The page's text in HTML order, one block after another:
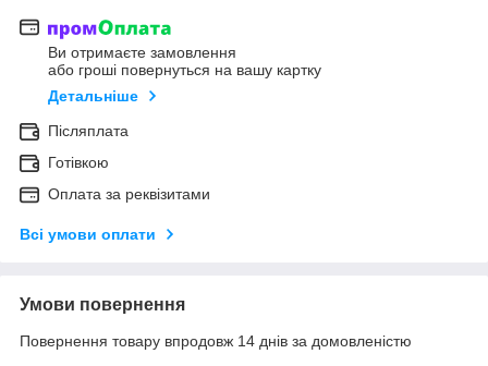
Ви отримаєте замовлення
або гроші повернуться на вашу картку
Детальніше
Післяплата
Готівкою
Оплата за реквізитами
Всі умови оплати
Умови повернення
Повернення товару впродовж 14 днів за домовленістю